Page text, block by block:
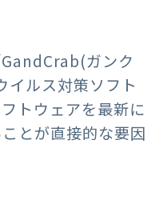
ガンク
イルス対策ソフト
トウェアを最新に
とが直接的な要因